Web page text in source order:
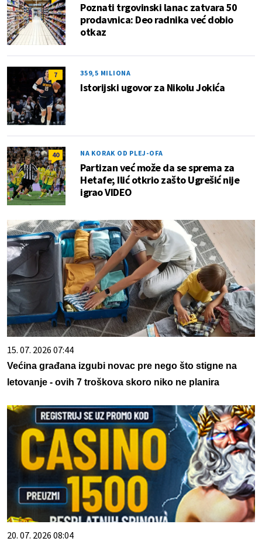
Poznati trgovinski lanac zatvara 50
prodavnica: Deo radnika već dobio
otkaz
7 359,5 MILIONA
Istorijski ugovor za Nikolu Jokića
40 NA KORAK OD PLEJ-OFA
Partizan već može da se sprema za
Hetafe; Ilić otkrio zašto Ugrešić nije
igrao VIDEO
15. 07. 2026 07:44
Većina građana izgubi novac pre nego što stigne na
letovanje - ovih 7 troškova skoro niko ne planira
20. 07. 2026 08:04